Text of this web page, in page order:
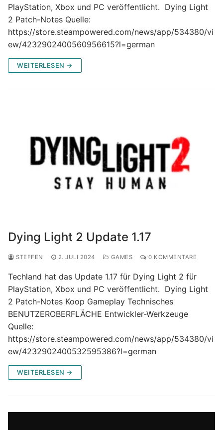
PlayStation, Xbox und PC veröffentlicht. Dying Light
2 Patch-Notes Quelle:
https://store.steampowered.com/news/app/534380/vi
ew/4232902400560956615?l=german
WEITERLESEN →
Dying Light 2 Update 1.17
STEFFEN 2. JULI 2024 GAMES 0 KOMMENTARE
Techland hat das Update 1.17 für Dying Light 2 für
PlayStation, Xbox und PC veröffentlicht. Dying Light
2 Patch-Notes Koop Gameplay Technisches
BENUTZEROBERFLÄCHE Entwickler-Werkzeuge
Quelle:
https://store.steampowered.com/news/app/534380/vi
ew/4232902400532595386?l=german
WEITERLESEN →